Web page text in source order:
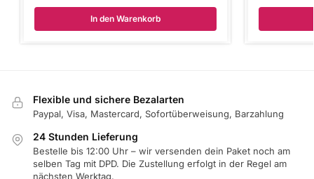
In den Warenkorb
Flexible und sichere Bezalarten
Paypal, Visa, Mastercard, Sofortüberweisung, Barzahlung
24 Stunden Lieferung
Bestelle bis 12:00 Uhr – wir versenden dein Paket noch am
selben Tag mit DPD. Die Zustellung erfolgt in der Regel am
nächsten Werktag.